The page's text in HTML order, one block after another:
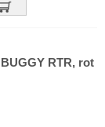
RTR, rot